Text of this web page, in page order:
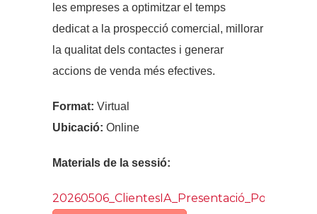
les empreses a optimitzar el temps
dedicat a la prospecció comercial, millorar
la qualitat dels contactes i generar
accions de venda més efectives.
Format: Virtual
Ubicació: Online
Materials de la sessió:
20260506_ClientesIA_Presentació_Ponent.pdf